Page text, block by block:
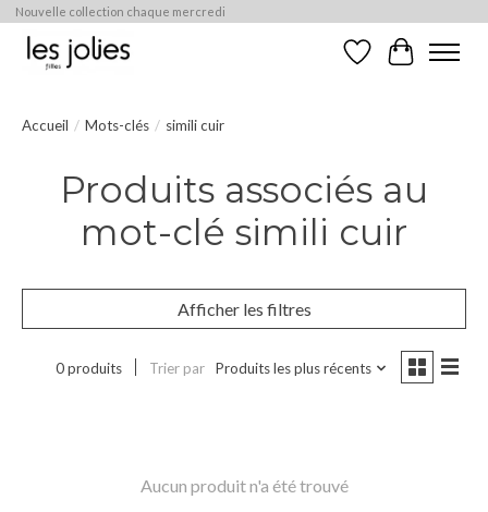
Nouvelle collection chaque mercredi
Liste de souhaits
Panier
Accueil / Mots-clés / simili cuir
Produits associés au
mot-clé simili cuir
Afficher les filtres
0 produits Trier par Produits les plus récents
Aucun produit n'a été trouvé